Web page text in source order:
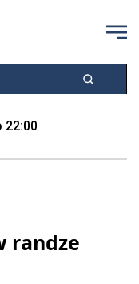
22:00
randze